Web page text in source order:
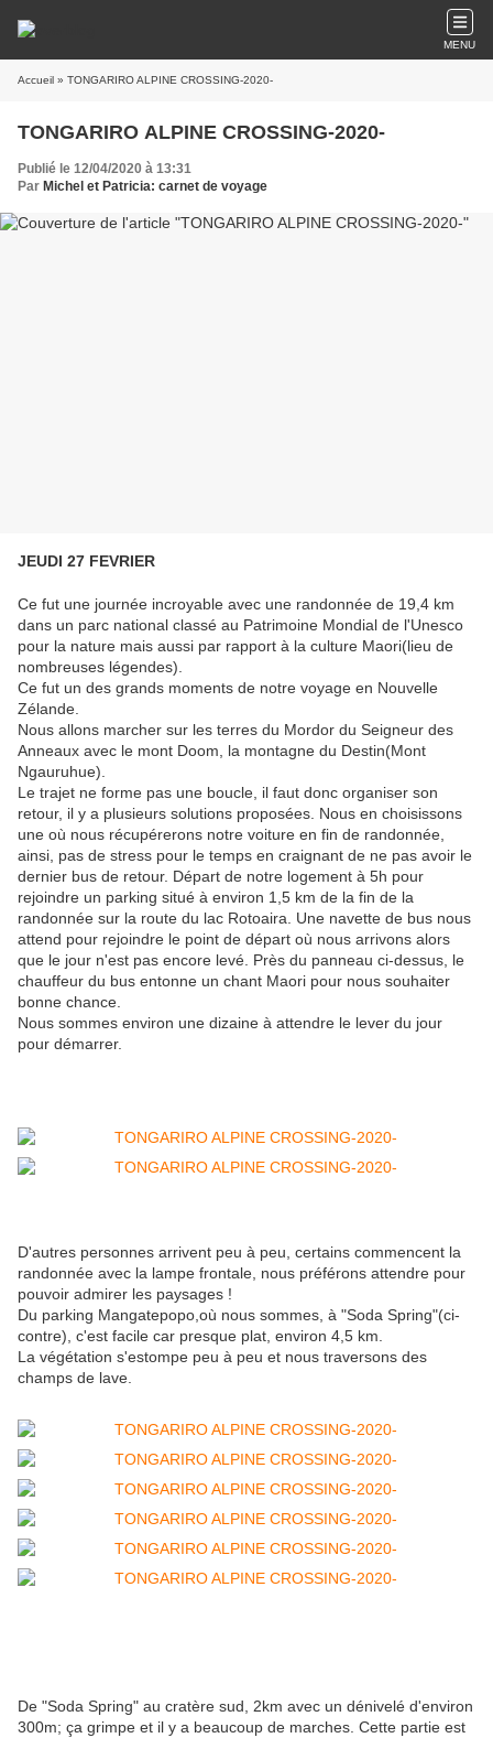
MENU
Accueil » TONGARIRO ALPINE CROSSING-2020-
TONGARIRO ALPINE CROSSING-2020-
Publié le 12/04/2020 à 13:31
Par Michel et Patricia: carnet de voyage
JEUDI 27 FEVRIER
Ce fut une journée incroyable avec une randonnée de 19,4 km
dans un parc national classé au Patrimoine Mondial de l'Unesco
pour la nature mais aussi par rapport à la culture Maori(lieu de
nombreuses légendes).
Ce fut un des grands moments de notre voyage en Nouvelle
Zélande.
Nous allons marcher sur les terres du Mordor du Seigneur des
Anneaux avec le mont Doom, la montagne du Destin(Mont
Ngauruhue).
Le trajet ne forme pas une boucle, il faut donc organiser son
retour, il y a plusieurs solutions proposées. Nous en choisissons
une où nous récupérerons notre voiture en fin de randonnée,
ainsi, pas de stress pour le temps en craignant de ne pas avoir le
dernier bus de retour. Départ de notre logement à 5h pour
rejoindre un parking situé à environ 1,5 km de la fin de la
randonnée sur la route du lac Rotoaira. Une navette de bus nous
attend pour rejoindre le point de départ où nous arrivons alors
que le jour n'est pas encore levé. Près du panneau ci-dessus, le
chauffeur du bus entonne un chant Maori pour nous souhaiter
bonne chance.
Nous sommes environ une dizaine à attendre le lever du jour
pour démarrer.
D'autres personnes arrivent peu à peu, certains commencent la
randonnée avec la lampe frontale, nous préférons attendre pour
pouvoir admirer les paysages !
Du parking Mangatepopo,où nous sommes, à "Soda Spring"(ci-
contre), c'est facile car presque plat, environ 4,5 km.
La végétation s'estompe peu à peu et nous traversons des
champs de lave.
De "Soda Spring" au cratère sud, 2km avec un dénivelé d'environ
300m; ça grimpe et il y a beaucoup de marches. Cette partie est